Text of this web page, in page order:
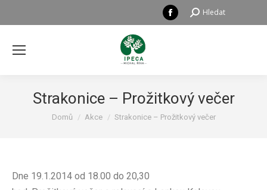
Facebook
page
Hledat:Hledat
Strakonice – Prožitkový večer
Právě se nacházíte zde:
Domů Akce Strakonice – Prožitkový večer
Dne 19.1.2014 od 18.00 do 20,30